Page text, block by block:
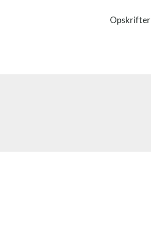
Opskrifter